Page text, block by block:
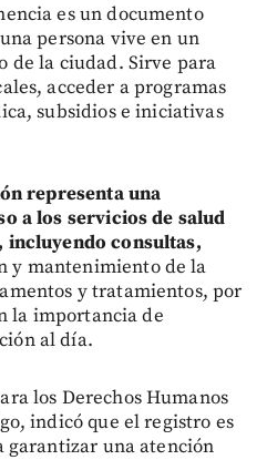
es un documento
persona vive en un
de la ciudad. Sirve para
acceder a programas
subsidios e iniciativas
representa una
a los servicios de salud
incluyendo consultas,
y mantenimiento de la
y tratamientos, por
la importancia de
al día.
los Derechos Humanos
indicó que el registro es
garantizar una atención